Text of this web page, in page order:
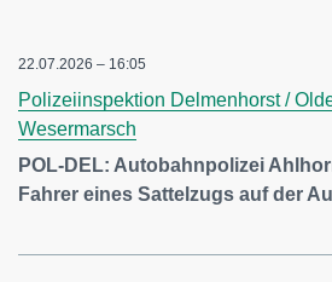
22.07.2026 – 16:05
Polizeiinspektion Delmenhorst /
Wesermarsch
POL-DEL: Autobahnpolizei
Fahrer eines Sattelzugs auf der